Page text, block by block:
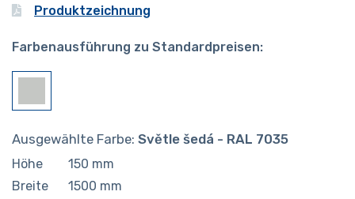
Produktzeichnung
Farbenausführung zu Standardpreisen:
Ausgewählte Farbe: Světle šedá - RAL 7035
Höhe 150 mm
Breite
1500 mm